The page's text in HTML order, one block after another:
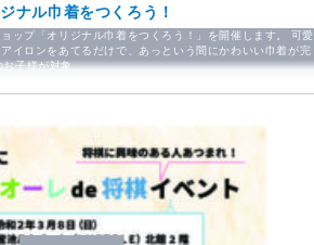
ナル巾着をつくろう！
ップ「オリジナル巾着をつくろう！」を開催します。 可愛
イロンをあてるだけで、あっという間にかわいい巾着が完
お子様が対象…